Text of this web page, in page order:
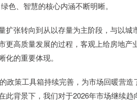
色、智慧的核心内涵不断明晰。
扩张转向到从以存量为主阶段，与以
更高质量发展的过程，客观上给房地
的重要体现。
政策工具箱持续完善，为市场回暖营
此背景下，我们对于2026年市场继续趋